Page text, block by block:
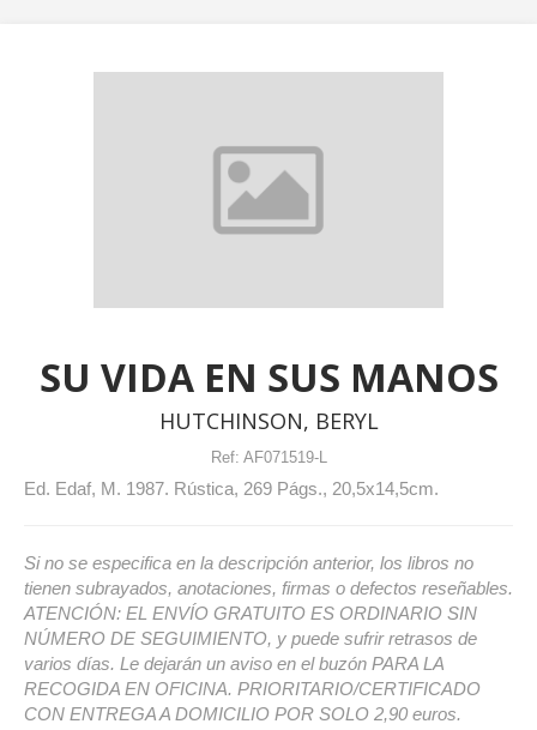
SU VIDA EN SUS MANOS
HUTCHINSON, BERYL
Ref: AF071519-L
Ed. Edaf, M. 1987. Rústica, 269 Págs., 20,5x14,5cm.
Si no se especifica en la descripción anterior, los libros no
tienen subrayados, anotaciones, firmas o defectos reseñables.
ATENCIÓN: EL ENVÍO GRATUITO ES ORDINARIO SIN
NÚMERO DE SEGUIMIENTO, y puede sufrir retrasos de
varios días. Le dejarán un aviso en el buzón PARA LA
RECOGIDA EN OFICINA. PRIORITARIO/CERTIFICADO
CON ENTREGA A DOMICILIO POR SOLO 2,90 euros.